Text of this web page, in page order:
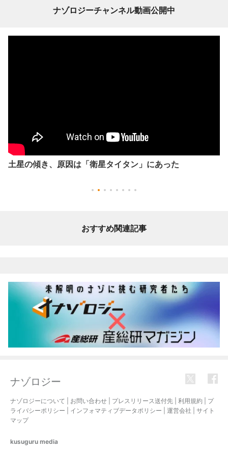
ナゾロジーチャンネル動画公開中
土星の傾き、原因は「衛星タイタン」にあった
おすすめ関連記事
ナゾロジー
ナゾロジーについて お問い合わせ プレスリリース送付先 利用規約
プ
ライバシーポリシー
インフォマティブデータポリシー 運営会社
サイト
マップ
kusuguru media